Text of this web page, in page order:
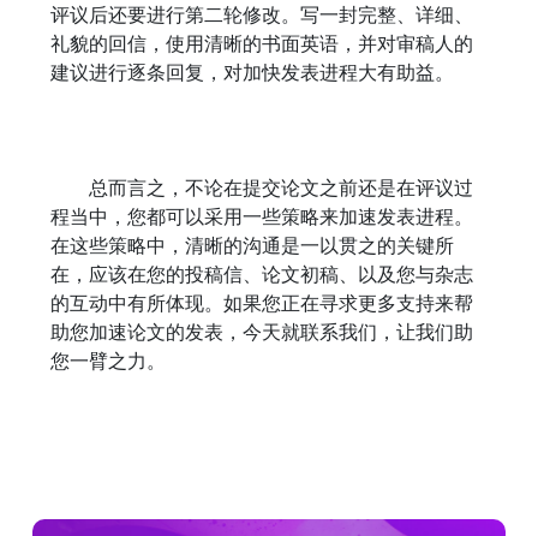
评议后还要进行第二轮修改。写一封完整、详细、
礼貌的回信，使用清晰的书面英语，并对审稿人的
建议进行逐条回复，对加快发表进程大有助益。
总而言之，不论在提交论文之前还是在评议过
程当中，您都可以采用一些策略来加速发表进程。
在这些策略中，清晰的沟通是一以贯之的关键所
在，应该在您的投稿信、论文初稿、以及您与杂志
的互动中有所体现。如果您正在寻求更多支持来帮
助您加速论文的发表，今天就联系我们，让我们助
您一臂之力。